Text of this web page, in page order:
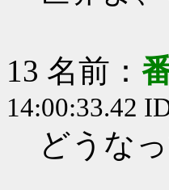
13 名前：
14:00:33.42
どうな